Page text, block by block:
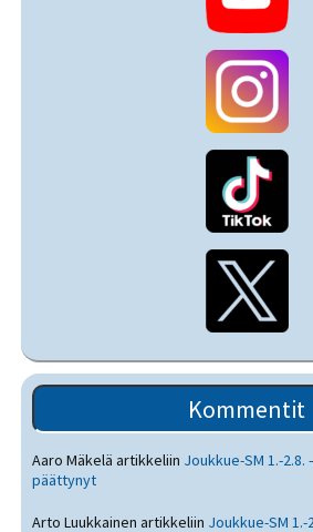
Kommentit
Aaro Mäkelä artikkeliin Joukkue-SM 1.-
päättynyt
Arto Luukkainen artikkeliin Joukkue-SM